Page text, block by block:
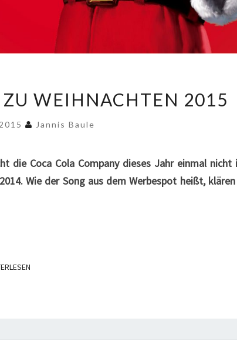
COLA
ZU
2015
WEIHNACHTEN 2015
Jannis Baule
die Coca Cola Company dieses Jahr einmal nicht
Wie der Song aus dem Werbespot heißt,
WEITERLESEN